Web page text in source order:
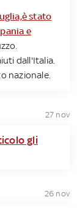
è stato
e
dall'Italia.
nazionale.
27 nov
gli
26 nov